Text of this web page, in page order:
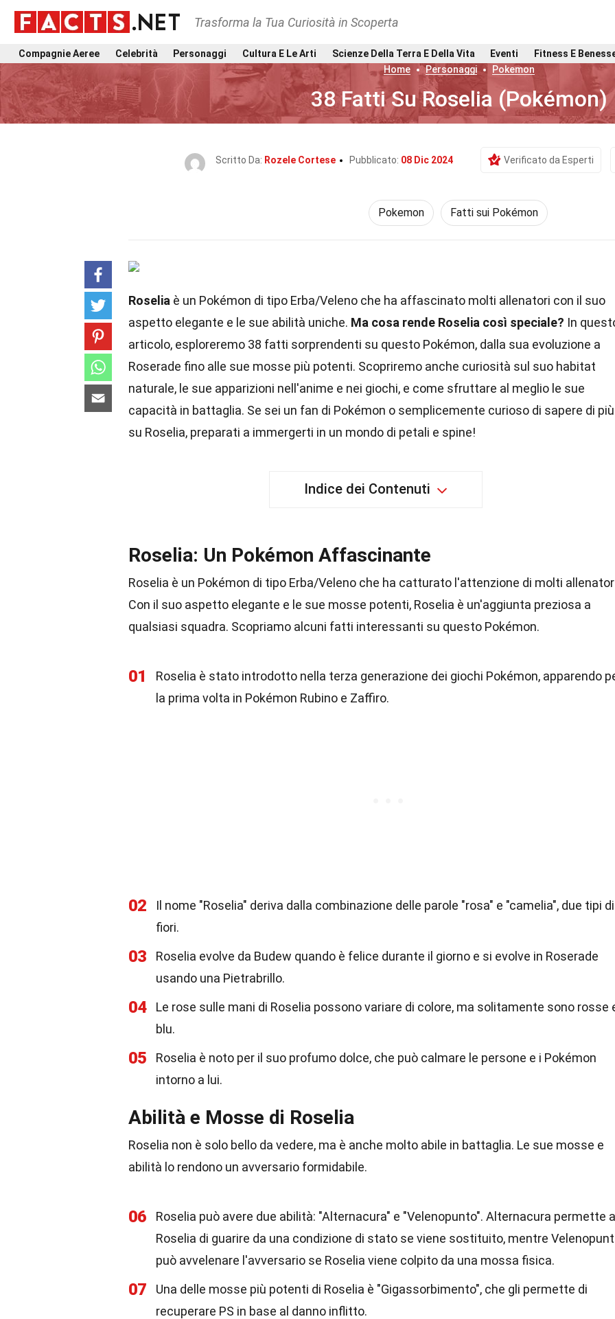
Trasforma la Tua Curiosità in Scoperta
Compagnie Aeree Celebrità Personaggi Cultura E Le Arti Scienze Della Terra E Della Vita Eventi
Fitness E
Home
Personaggi Pokemon
38 Fatti Su Roselia (Pokémon)
Scritto Da: Rozele Cortese Pubblicato: 08 Dic 2024 Verificato da Esperti
Pokemon Fatti sui Pokémon
Roselia è un Pokémon di tipo Erba/Veleno che ha affascinato molti allenatori con il suo
aspetto elegante e le sue abilità uniche. Ma cosa rende Roselia così speciale? In
articolo, esploreremo 38 fatti sorprendenti su questo Pokémon, dalla sua evoluzione a
Roserade fino alle sue mosse più potenti. Scopriremo anche curiosità sul suo habitat
naturale, le sue apparizioni nell'anime e nei giochi, e come sfruttare al meglio le sue
capacità in battaglia. Se sei un fan di Pokémon o semplicemente curioso di sapere di più
su Roselia, preparati a immergerti in un mondo di petali e spine!
Indice dei Contenuti
Roselia: Un Pokémon Affascinante
Roselia è un Pokémon di tipo Erba/Veleno che ha catturato l'attenzione di molti
Con il suo aspetto elegante e le sue mosse potenti, Roselia è un'aggiunta preziosa a
qualsiasi squadra. Scopriamo alcuni fatti interessanti su questo Pokémon.
01
Roselia è stato introdotto nella terza generazione dei giochi Pokémon, apparendo
la prima volta in Pokémon Rubino e Zaffiro.
02
Il nome "Roselia" deriva dalla combinazione delle parole "rosa" e "camelia", due tipi di
fiori.
03
Roselia evolve da Budew quando è felice durante il giorno e si evolve in Roserade
usando una Pietrabrillo.
04
Le rose sulle mani di Roselia possono variare di colore, ma solitamente sono rosse
blu.
05
Roselia è noto per il suo profumo dolce, che può calmare le persone e i Pokémon
intorno a lui.
Abilità e Mosse di Roselia
Roselia non è solo bello da vedere, ma è anche molto abile in battaglia. Le sue mosse e
abilità lo rendono un avversario formidabile.
06
Roselia può avere due abilità: "Alternacura" e "Velenopunto". Alternacura permette a
Roselia di guarire da una condizione di stato se viene sostituito, mentre
può avvelenare l'avversario se Roselia viene colpito da una mossa fisica.
07
Una delle mosse più potenti di Roselia è "Gigassorbimento", che gli permette di
recuperare PS in base al danno inflitto.